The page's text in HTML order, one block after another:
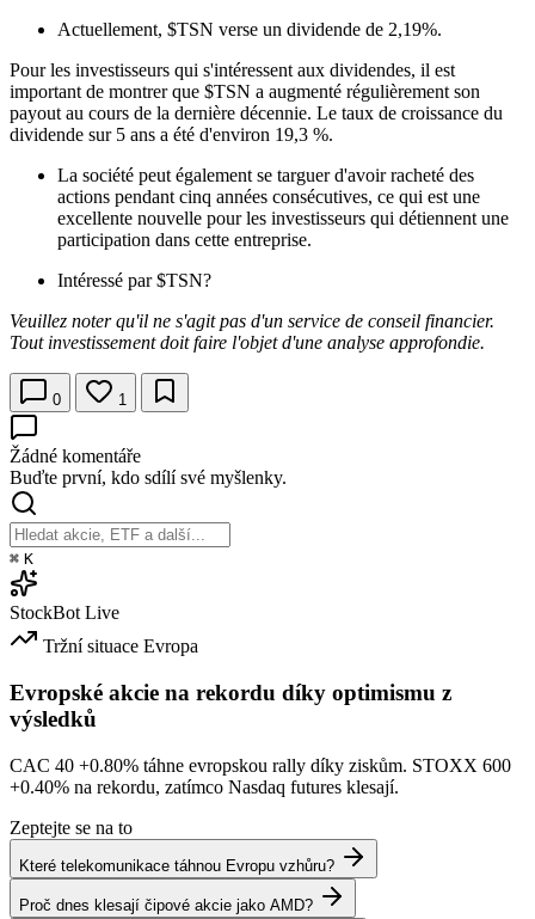
Actuellement, $TSN verse un dividende de 2,19%.
Pour les investisseurs qui s'intéressent aux dividendes, il est
important de montrer que $TSN a augmenté régulièrement son
payout au cours de la dernière décennie. Le taux de croissance du
dividende sur 5 ans a été d'environ 19,3 %.
La société peut également se targuer d'avoir racheté des
actions pendant cinq années consécutives, ce qui est une
excellente nouvelle pour les investisseurs qui détiennent une
participation dans cette entreprise.
Intéressé par$TSN?
Veuillez noter qu'il ne s'agit pas d'un service de conseil financier.
Tout investissement doit faire l'objet d'une analyse approfondie.
0 1
Žádné komentáře
Buďte první, kdo sdílí své myšlenky.
⌘ K
StockBot Live
Tržní situace Evropa
Evropské akcie na rekordu díky optimismu z
výsledků
CAC 40 +0.80% táhne evropskou rally díky ziskům. STOXX 600
+0.40% na rekordu, zatímco Nasdaq futures klesají.
Zeptejte se na to
Které telekomunikace táhnou Evropu vzhůru?
Proč dnes klesají čipové akcie jako AMD?